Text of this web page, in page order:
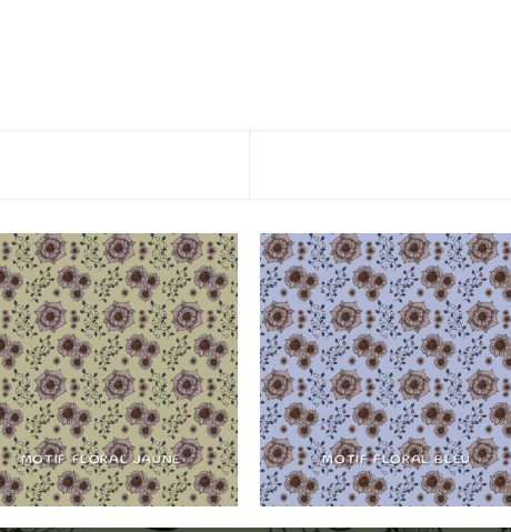
MOTIF FLORAL JAUNE MOTIF FLORAL BLEU